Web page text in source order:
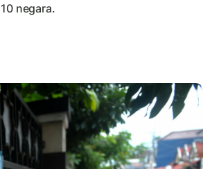
negara.